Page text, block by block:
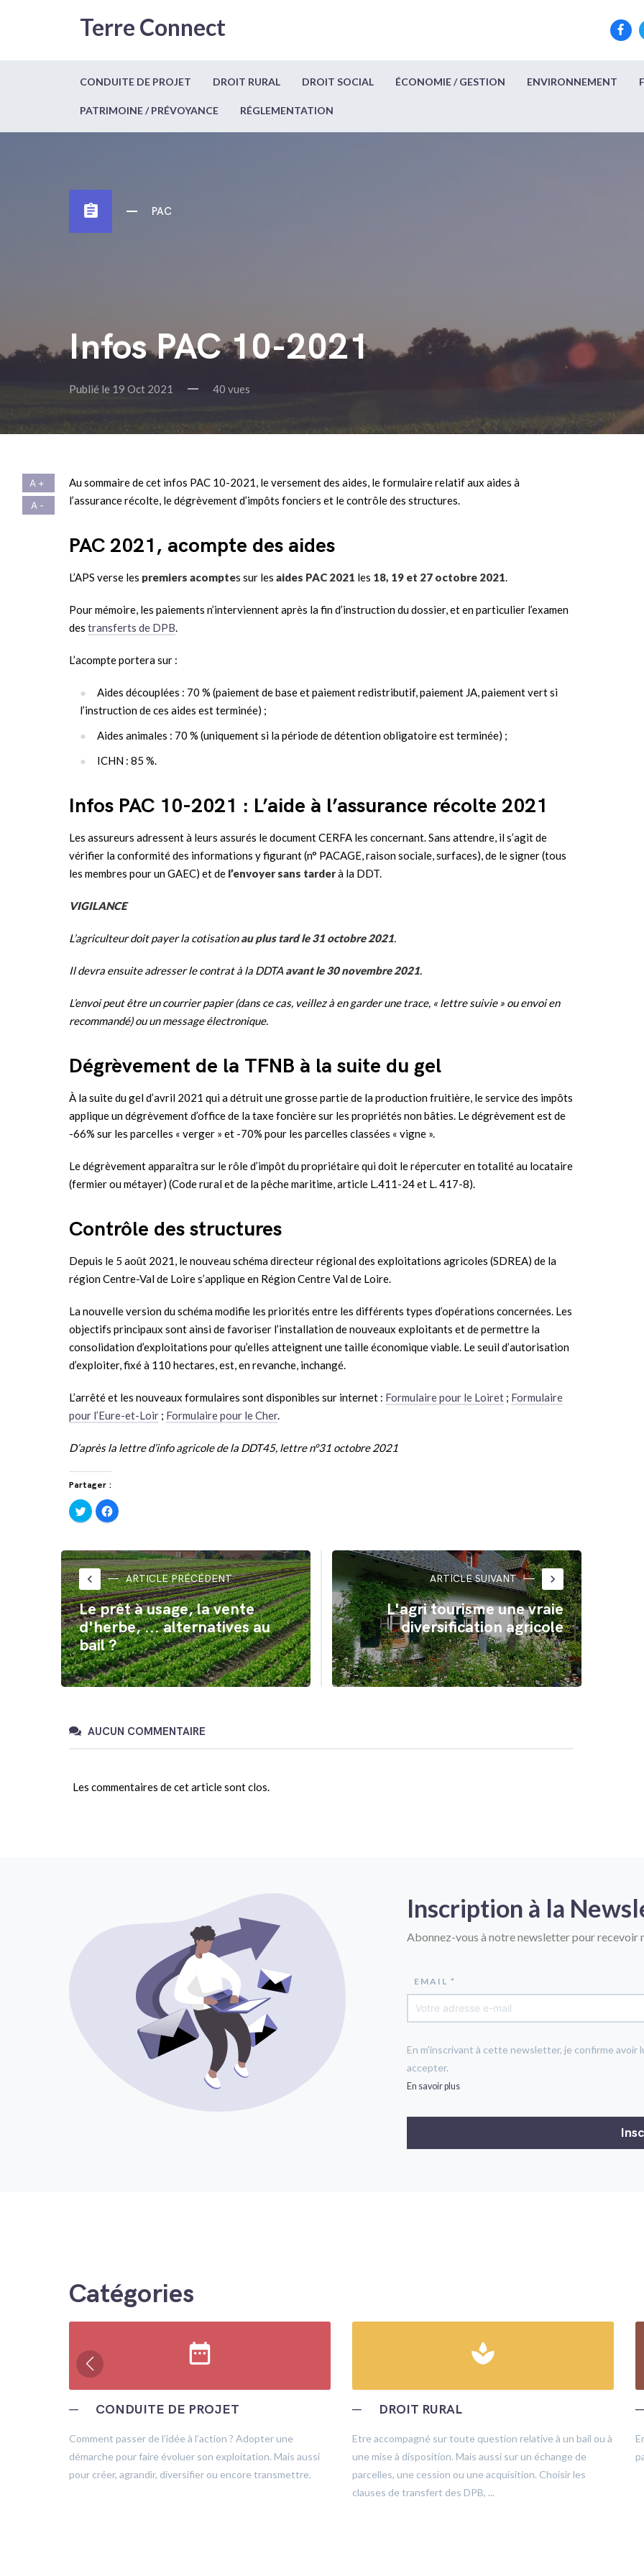
Terre Connect
CONDUITE DE PROJET DROIT RURAL DROIT SOCIAL ÉCONOMIE / GESTION ENVIRONNEMENT
PATRIMOINE / PRÉVOYANCE RÉGLEMENTATION
assignment PAC
Infos PAC 10-2021
Publié le 19 Oct 2021 40 vues
Au sommaire de cet infos PAC 10-2021, le versement des aides, le formulaire relatif aux aides à
l’assurance récolte, le dégrèvement d’impôts fonciers et le contrôle des structures.
PAC 2021, acompte des aides
L’APS verse les premiers acomptes sur les aides PAC 2021 les 18, 19 et 27 octobre 2021.
Pour mémoire, les paiements n’interviennent après la fin d’instruction du dossier, et en particulier l’examen
des transferts de DPB.
L’acompte portera sur :
Aides découplées : 70 % (paiement de base et paiement redistributif, paiement JA, paiement vert si
l’instruction de ces aides est terminée) ;
Aides animales : 70 % (uniquement si la période de détention obligatoire est terminée) ;
ICHN : 85 %.
Infos PAC 10-2021 : L’aide à l’assurance récolte 2021
Les assureurs adressent à leurs assurés le document CERFA les concernant. Sans attendre, il s’agit de
vérifier la conformité des informations y figu­rant (n° PACAGE, raison sociale, surfaces), de le signer (tous
les membres pour un GAEC) et de l’envoyer sans tarderà la DDT.
VIGILANCE
L’agriculteur doit payer la cotisationau plus tard le 31 octobre 2021.
Il devra ensuite adresser le contrat à la DDTA avant le 30 novembre 2021.
L’envoi peut être un courrier papier (dans ce cas, veillez à en garder une trace, « lettre suivie » ou envoi en
recommandé) ou un message électronique.
Dégrèvement de la TFNB à la suite du gel
À la suite du gel d’avril 2021 qui a détruit une grosse partie de la production fruitière, le service des impôts
applique un dégrèvement d’office de la taxe foncière sur les pro­priétés non bâties. Le dégrèvement est de
-66% sur les parcelles « verger » et -70% pour les parcelles classées « vigne ».
Le dégrèvement apparaîtra sur le rôle d’impôt du propriétaire qui doit le répercuter en totalité au locataire
(fermier ou métayer) (Code rural et de la pêche maritime, article L.411-24 et L. 417-8).
Contrôle des structures
Depuis le 5 août 2021, le nouveau schéma directeur régional des exploitations agricoles (SDREA) de la
région Centre-Val de Loire s’applique en Région Centre Val de Loire.
La nouvelle version du schéma modifie les priorités entre les différents types d’opérations concernées. Les
objectifs principaux sont ainsi de favoriser l’installation de nouveaux exploitants et de permettre la
consolidation d’exploitations pour qu’elles atteignent une taille économique viable. Le seuil d’autorisation
d’ex­ploiter, fixé à 110 hectares, est, en revanche, inchangé.
L’arrêté et les nouveaux formulaires sont disponibles sur internet : Formulaire pour le Loiret ; Formulaire
pour l’Eure-et-Loir ; Formulaire pour le Cher.
D’après la lettre d’info agricole de la DDT45, lettre n°31 octobre 2021
Partager :
Cliquez
pour
partager
dans
une
nouvelle
fenêtre)
Cliquez
pour
partager
dans
une
nouvelle
fenêtre)
keyboard_arrow_left ARTICLE PRÉCÉDENT
Le prêt à usage, la vente
d'herbe, ... alternatives au
bail ?
ARTICLE SUIVANT keyboard_arrow_right
L'agri tourisme une vraie
diversification agricole
AUCUN COMMENTAIRE
Les commentaires de cet article sont clos.
Inscription à la
Abonnez-vous à notre newsletter pour recevoir
EMAIL *
En m'inscrivant à cette newsletter, je confirme
accepter.
En savoir plus
Catégories
date_range
─ CONDUITE DE PROJET
Comment passer de l’idée à l’action ? Adopter une
démarche pour faire évoluer son exploitation. Mais aussi
pour créer, agrandir, diversifier ou encore transmettre.
spa
─ DROIT RURAL
Etre accompagné sur toute question relative à un bail ou à
une mise à disposition. Mais aussi sur un échange de
parcelles, une cession ou une acquisition. Choisir les
clauses de transfert des DPB, ...
─